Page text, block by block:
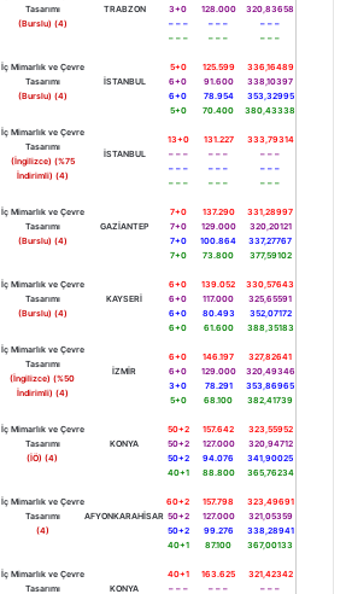
Tasarımı
(Burslu) (4)
TRABZON
3+0
– – –
– – –
128.000
– – –
– – –
320,83658
– – –
– – –
İç Mimarlık ve Çevre
Tasarımı
(Burslu) (4)
İSTANBUL
5+0
6+0
6+0
5+0
125.599
91.600
78.954
70.400
336,16489
338,10397
353,32995
380,43338
İç Mimarlık ve Çevre
Tasarımı
(İngilizce) (%75
İndirimli) (4)
İSTANBUL
13+0
– – –
– – –
– – –
131.227
– – –
– – –
– – –
333,79314
– – –
– – –
– – –
İç Mimarlık ve Çevre
Tasarımı
(Burslu) (4)
GAZİANTEP
7+0
7+0
7+0
7+0
137.290
129.000
100.864
73.800
331,28997
320,20121
337,27767
377,59102
İç Mimarlık ve Çevre
Tasarımı
(Burslu) (4)
KAYSERİ
6+0
6+0
6+0
6+0
139.052
117.000
80.493
61.600
330,57643
325,65591
352,07172
388,35183
İç Mimarlık ve Çevre
Tasarımı
(İngilizce) (%50
İndirimli) (4)
İZMİR
6+0
6+0
3+0
5+0
146.197
129.000
78.291
68.100
327,82641
320,49346
353,86965
382,41739
İç Mimarlık ve Çevre
Tasarımı
(İÖ) (4)
KONYA
50+2
50+2
50+2
40+1
157.642
127.000
94.076
88.800
323,55952
320,94712
341,90025
365,76234
İç Mimarlık ve Çevre
Tasarımı
(4)
AFYONKARAHİSAR
60+2
50+2
50+2
40+1
157.798
127.000
99.276
87.100
323,49691
321,05359
338,28941
367,00133
İç Mimarlık ve Çevre
Tasarımı
KONYA
40+1
– – –
163.625
– – –
321,42342
– – –